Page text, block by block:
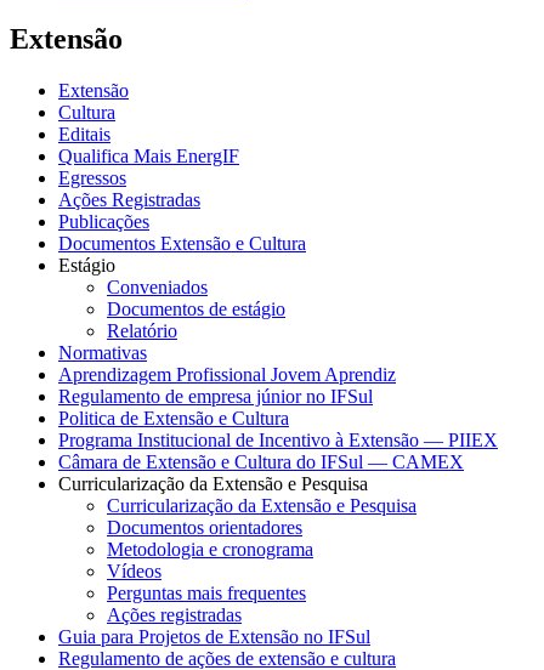
Extensão
Extensão
Cultura
Editais
Qualifica Mais EnergIF
Egressos
Ações Registradas
Publicações
Documentos Extensão e Cultura
Estágio
Conveniados
Documentos de estágio
Relatório
Normativas
Aprendizagem Profissional Jovem Aprendiz
Regulamento de empresa júnior no IFSul
Politica de Extensão e Cultura
Programa Institucional de Incentivo à Extensão — PIIEX
Câmara de Extensão e Cultura do IFSul — CAMEX
Curricularização da Extensão e Pesquisa
Curricularização da Extensão e Pesquisa
Documentos orientadores
Metodologia e cronograma
Vídeos
Perguntas mais frequentes
Ações registradas
Guia para Projetos de Extensão no IFSul
Regulamento de ações de extensão e cultura